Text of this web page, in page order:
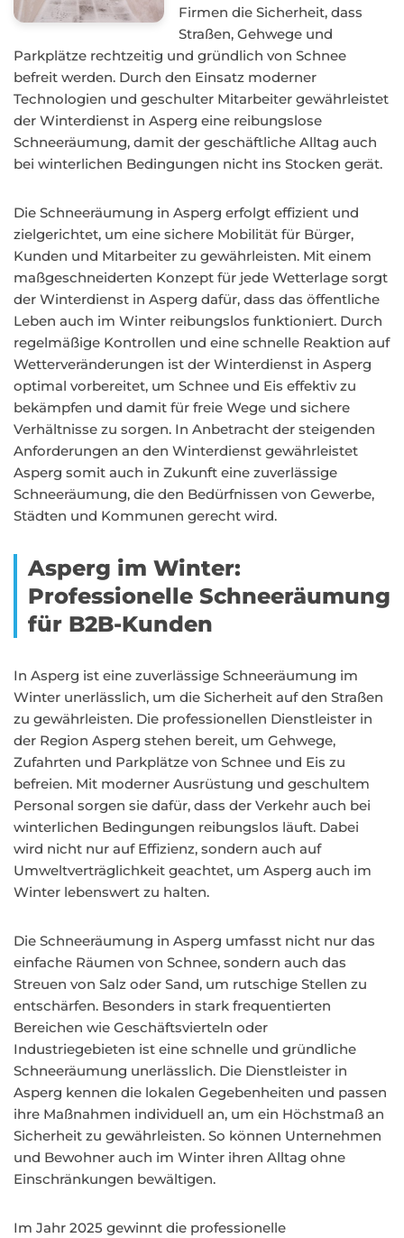
Firmen die Sicherheit, dass
Straßen, Gehwege und
Parkplätze rechtzeitig und gründlich von Schnee
befreit werden. Durch den Einsatz moderner
Technologien und geschulter Mitarbeiter gewährleistet
der Winterdienst in Asperg eine reibungslose
Schneeräumung, damit der geschäftliche Alltag auch
bei winterlichen Bedingungen nicht ins Stocken gerät.
Die Schneeräumung in Asperg erfolgt effizient und
zielgerichtet, um eine sichere Mobilität für Bürger,
Kunden und Mitarbeiter zu gewährleisten. Mit einem
maßgeschneiderten Konzept für jede Wetterlage sorgt
der Winterdienst in Asperg dafür, dass das öffentliche
Leben auch im Winter reibungslos funktioniert. Durch
regelmäßige Kontrollen und eine schnelle Reaktion auf
Wetterveränderungen ist der Winterdienst in Asperg
optimal vorbereitet, um Schnee und Eis effektiv zu
bekämpfen und damit für freie Wege und sichere
Verhältnisse zu sorgen. In Anbetracht der steigenden
Anforderungen an den Winterdienst gewährleistet
Asperg somit auch in Zukunft eine zuverlässige
Schneeräumung, die den Bedürfnissen von Gewerbe,
Städten und Kommunen gerecht wird.
Asperg im Winter:
Professionelle Schneeräumung
für B2B-Kunden
In Asperg ist eine zuverlässige Schneeräumung im
Winter unerlässlich, um die Sicherheit auf den Straßen
zu gewährleisten. Die professionellen Dienstleister in
der Region Asperg stehen bereit, um Gehwege,
Zufahrten und Parkplätze von Schnee und Eis zu
befreien. Mit moderner Ausrüstung und geschultem
Personal sorgen sie dafür, dass der Verkehr auch bei
winterlichen Bedingungen reibungslos läuft. Dabei
wird nicht nur auf Effizienz, sondern auch auf
Umweltverträglichkeit geachtet, um Asperg auch im
Winter lebenswert zu halten.
Die Schneeräumung in Asperg umfasst nicht nur das
einfache Räumen von Schnee, sondern auch das
Streuen von Salz oder Sand, um rutschige Stellen zu
entschärfen. Besonders in stark frequentierten
Bereichen wie Geschäftsvierteln oder
Industriegebieten ist eine schnelle und gründliche
Schneeräumung unerlässlich. Die Dienstleister in
Asperg kennen die lokalen Gegebenheiten und passen
ihre Maßnahmen individuell an, um ein Höchstmaß an
Sicherheit zu gewährleisten. So können Unternehmen
und Bewohner auch im Winter ihren Alltag ohne
Einschränkungen bewältigen.
Im Jahr 2025 gewinnt die professionelle